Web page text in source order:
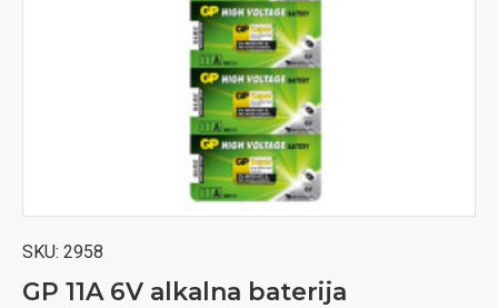
SKU: 2958
GP 11A 6V alkalna baterija